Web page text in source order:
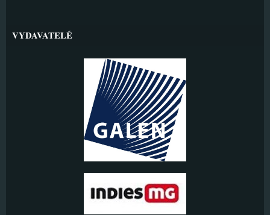
VYDAVATELÉ